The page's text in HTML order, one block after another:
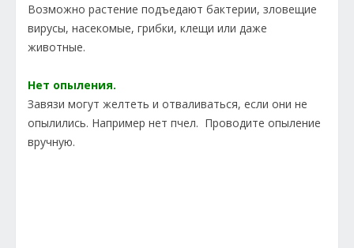
Возможно растение подъедают бактерии, зловещие
вирусы, насекомые, грибки, клещи или даже
животные.
Нет опыления.
Завязи могут желтеть и отваливаться, если они не
опылились. Например нет пчел. Проводите опыление
вручную.